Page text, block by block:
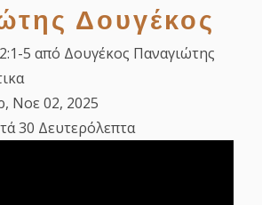
Δουγέκος
5 από Δουγέκος Παναγιώτης
Νοε 02, 2025
30 Δευτερόλεπτα